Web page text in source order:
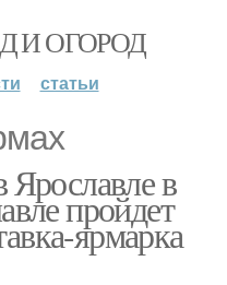
И ОГОРОД
статьи
Ярославле в
пройдет
ярмарка